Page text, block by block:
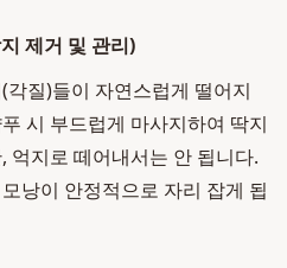
제거 및 관리)
질)들이 자연스럽게 떨어지
시 부드럽게 마사지하여 딱지
억지로 떼어내서는 안 됩니다.
낭이 안정적으로 자리 잡게 됩